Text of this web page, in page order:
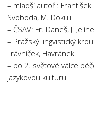
– mladší autoři: František
Svoboda, M. Dokulil
– ČSAV: Fr. Daneš, J.
– Pražský lingvistický
Trávníček, Havránek.
– po 2. světové válce
jazykovou kulturu